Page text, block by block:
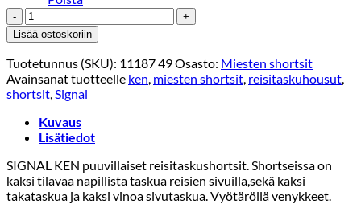
SIGNAL
REISITASKUSHORTSI
KEN
Tummansininen
määrä
Lisää ostoskoriin
Tuotetunnus (SKU): 11187 49Osasto: Miesten shortsit
Avainsanat tuotteelle ken, miesten shortsit, reisitaskuhousut,
shortsit,Signal
Kuvaus
Lisätiedot
SIGNAL KEN puuvillaiset reisitaskushortsit. Shortseissa on
kaksi tilavaa napillista taskua reisien sivuilla,sekä kaksi
takataskua ja kaksi vinoa sivutaskua. Vyötäröllä venykkeet.